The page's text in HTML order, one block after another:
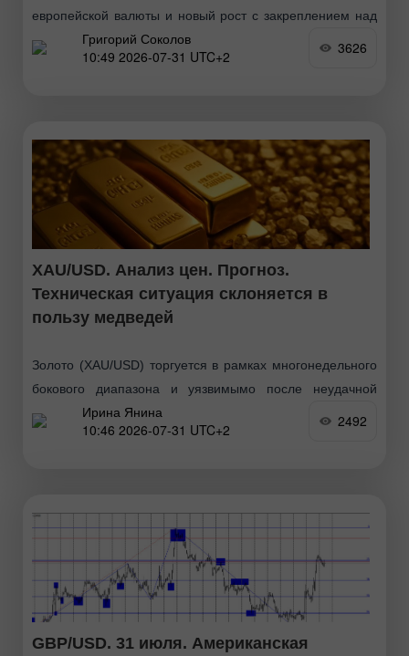
европейской валюты и новый рост с закреплением над
уровнем Фибо 61,8% – 1,1507. Таким образом
Григорий Соколов
10:49 2026-07-31 UTC+2
3626
XAU/USD. Анализ цен. Прогноз.
Техническая ситуация склоняется в
пользу медведей
Золото (XAU/USD) торгуется в рамках многонедельного
бокового диапазона и уязвимымо после неудачной
попытки закрепиться выше психологически важной
отметки $4100 долларов. С технической точки зрения
Ирина Янина
10:46 2026-07-31 UTC+2
2492
GBP/USD. 31 июля. Американская